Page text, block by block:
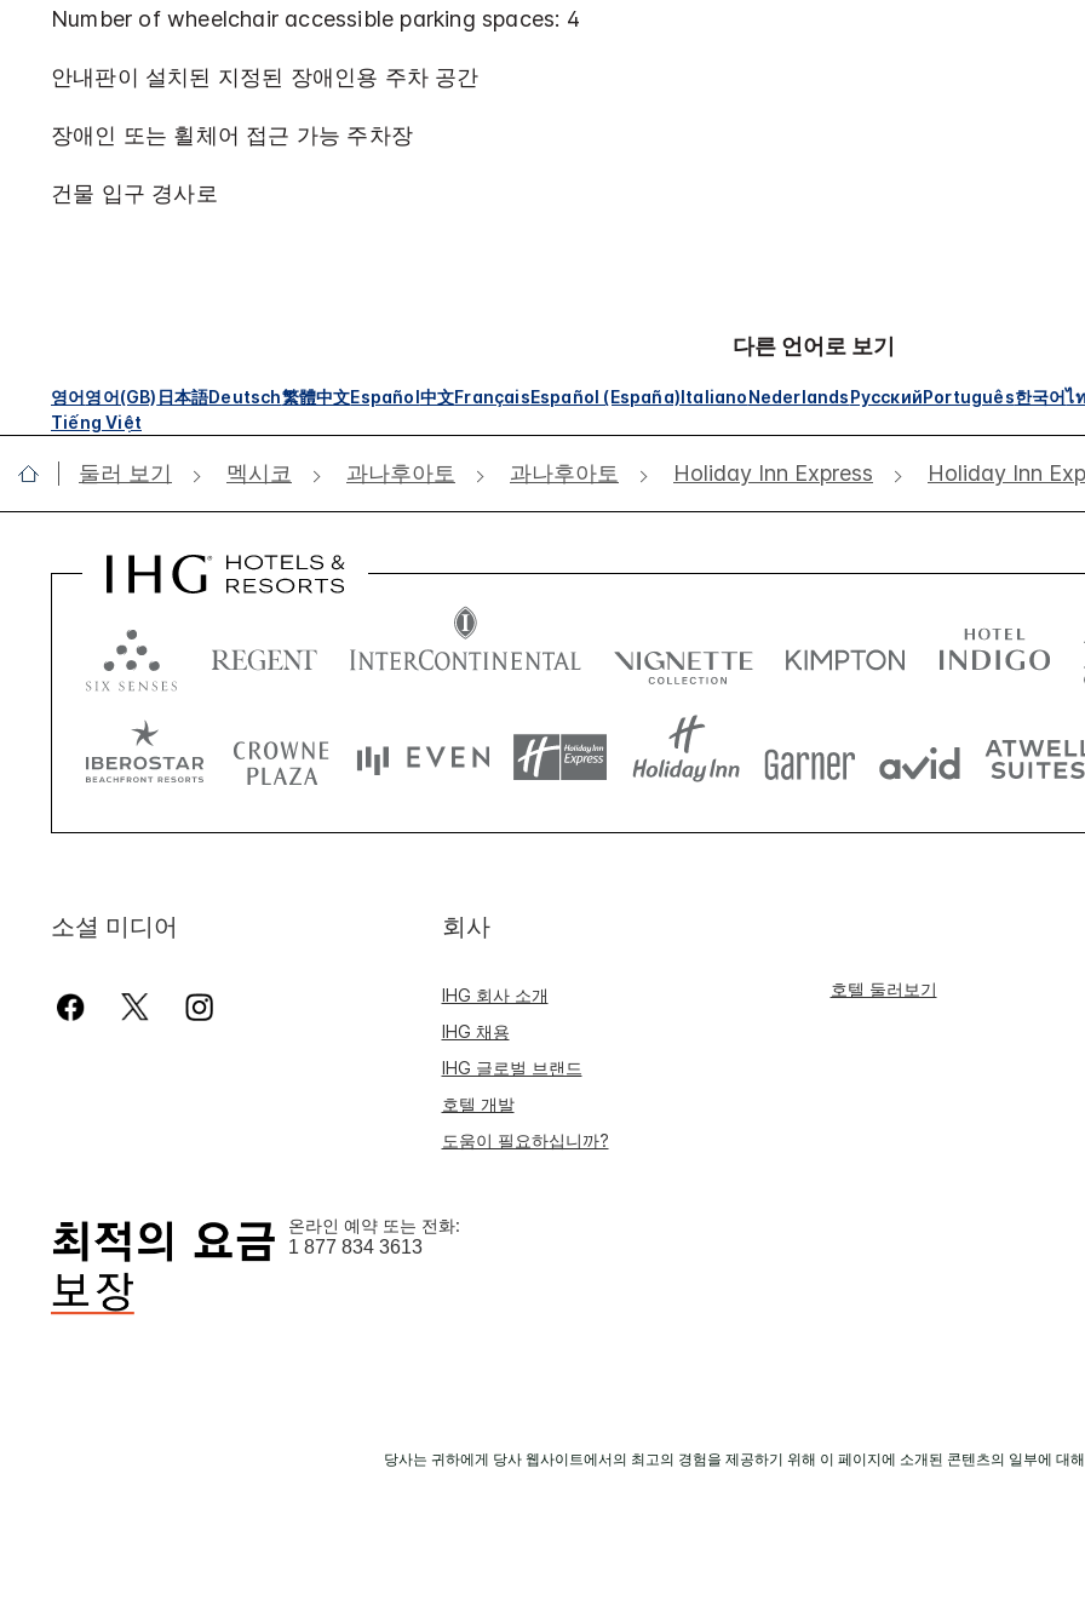
Number of wheelchair accessible parking spaces: 4
안내판이 설치된 지정된 장애인용 주차 공간
장애인 또는 휠체어 접근 가능 주차장
건물 입구 경사로
다른 언어로 보기
영어영어(GB) 日本語Deutsch繁體中文Español中文FrançaisEspañol (España)ItalianoNederlandsРусскийPortuguês한국어ไ
Tiếng Việt
둘러 보기 멕시코 과나후아토 과나후아토 Holiday Inn Express Holiday Inn
소셜 미디어 회사
IHG 회사 소개
IHG 채용
IHG 글로벌 브랜드
호텔 개발
도움이 필요하십니까?
호텔 둘러보기
온라인 예약 또는 전화:
1 877 834 3613
당사는 귀하에게 당사 웹사이트에서의 최고의 경험을 제공하기 위해 이 페이지에 소개된 콘텐츠의 일부에 대